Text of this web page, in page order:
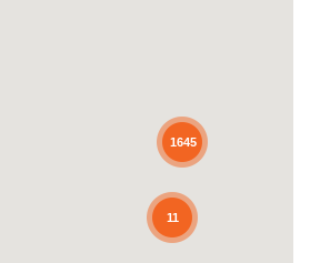
11
1645